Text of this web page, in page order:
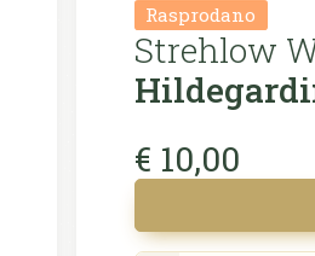
Rasprodano
Strehlow
€ 10,00